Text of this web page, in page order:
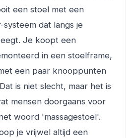
een stoel met een
systeem dat langs je
Je koopt een
in een stoelframe,
een paar knooppunten
is niet slecht, maar het is
mensen doorgaans voor
woord 'massagestoel'.
je vrijwel altijd een